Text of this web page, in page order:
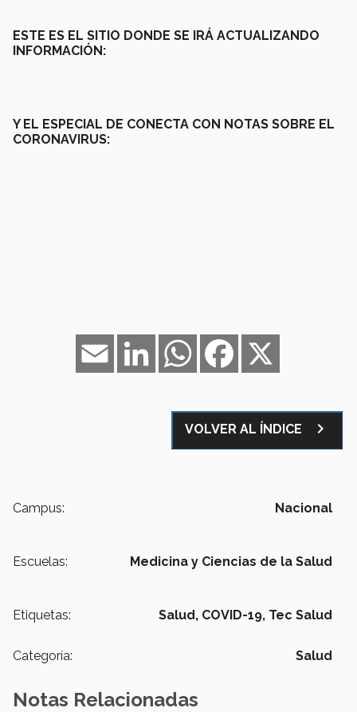
ESTE ES EL SITIO DONDE SE IRÁ ACTUALIZANDO
INFORMACIÓN:
Y EL ESPECIAL DE CONECTA CON NOTAS SOBRE EL
CORONAVIRUS:
Facebook
WhatsApp
LinkedIn
Email
VOLVER AL ÍNDICE navigate_next
Campus: Nacional
Escuelas: Medicina y Ciencias de la Salud
Etiquetas: Salud, COVID-19, Tec Salud
Categoría: Salud
Notas Relacionadas